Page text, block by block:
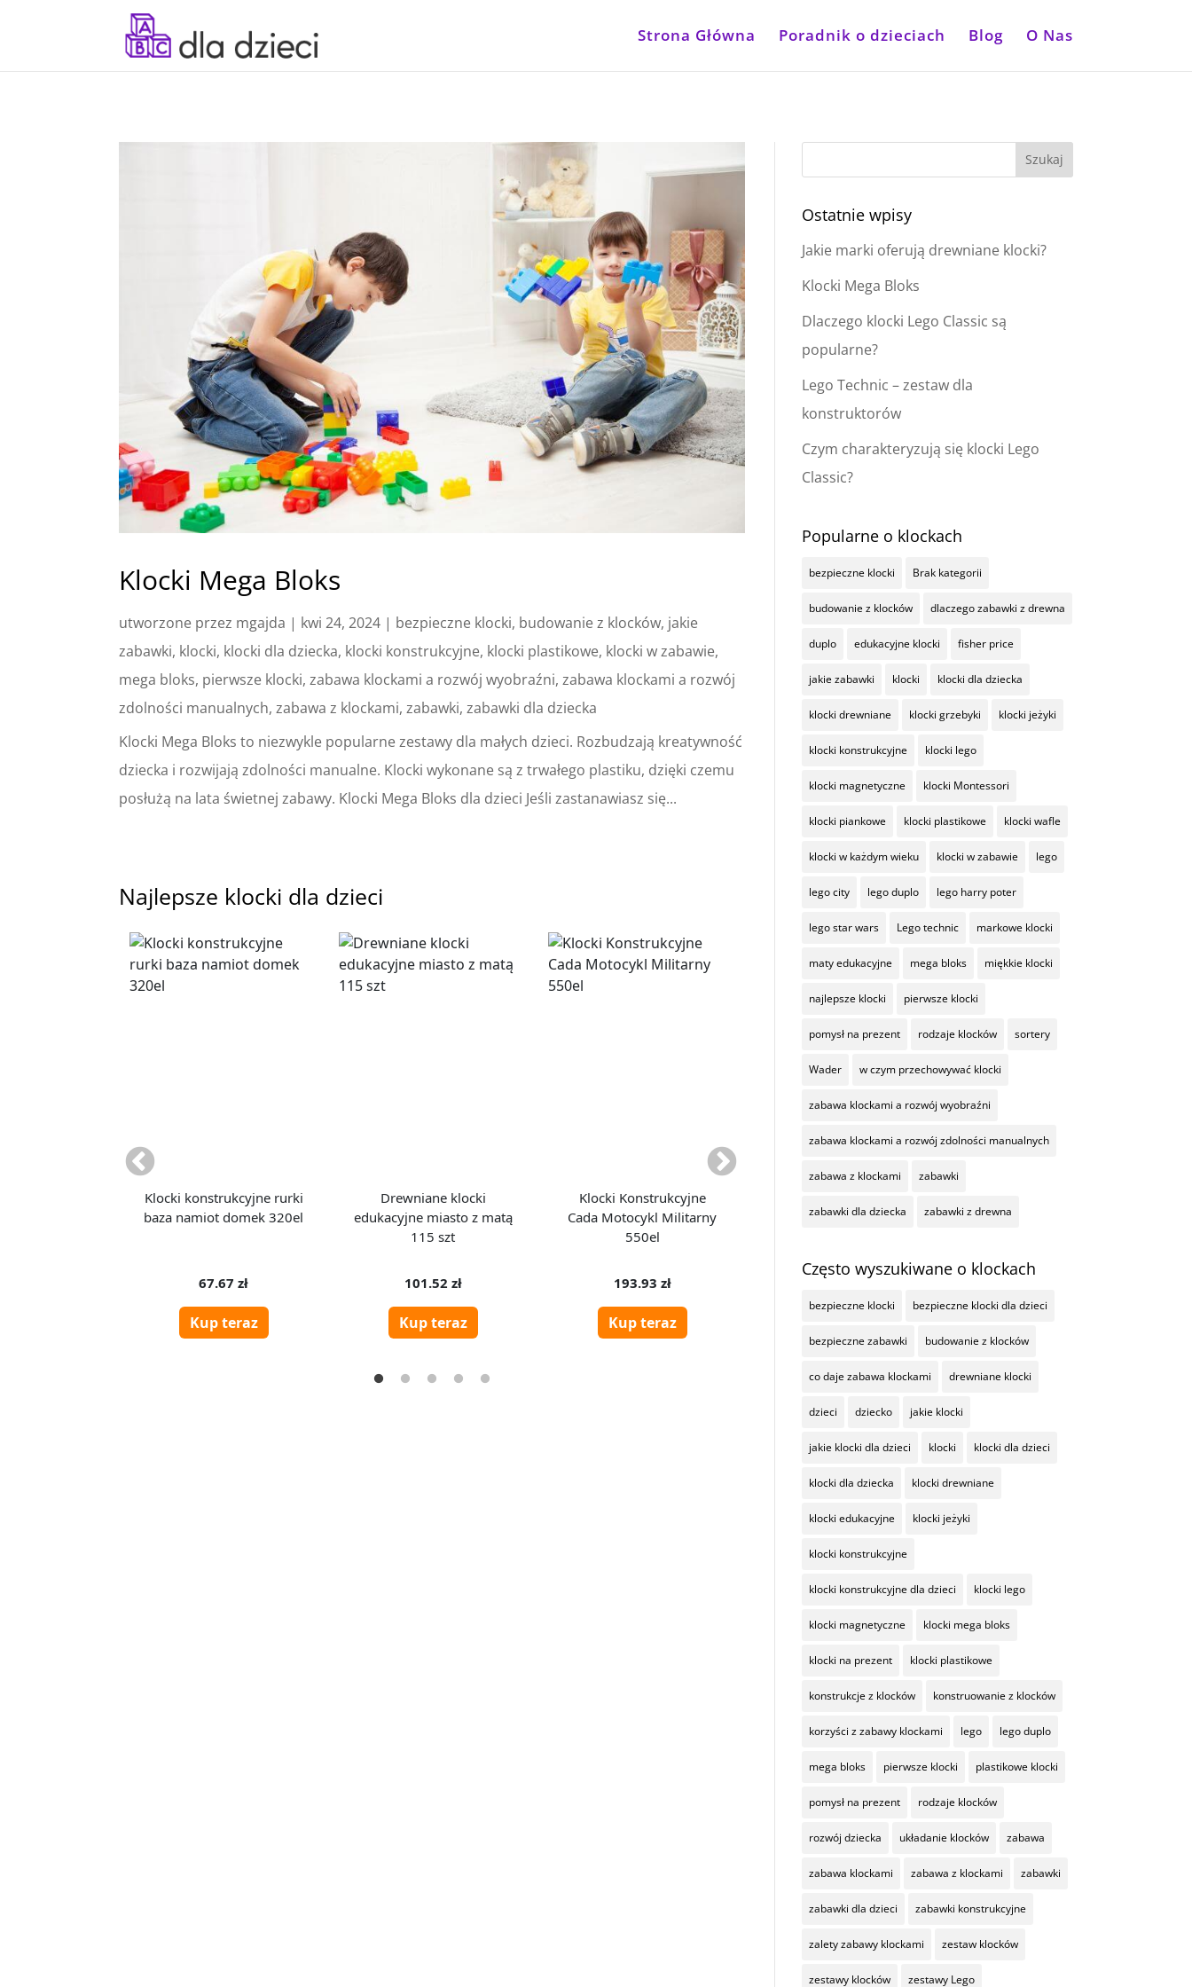
Strona Główna Poradnik o dzieciach Blog O Nas
Klocki Mega Bloks
utworzone przez mgajda | kwi 24, 2024 | bezpieczne klocki, budowanie z klocków, jakie
zabawki, klocki, klocki dla dziecka, klocki konstrukcyjne, klocki plastikowe, klocki w zabawie,
mega bloks, pierwsze klocki,zabawa klockami a rozwój wyobraźni,zabawa klockami a rozwój
zdolności manualnych,zabawa z klockami,zabawki,zabawki dla dziecka
Klocki Mega Bloks to niezwykle popularne zestawy dla małych dzieci. Rozbudzają kreatywność
dziecka i rozwijają zdolności manualne. Klocki wykonane są z trwałego plastiku, dzięki czemu
posłużą na lata świetnej zabawy. Klocki Mega Bloks dla dzieci Jeśli zastanawiasz się...
Najlepsze klocki dla dzieci
Ostatnie wpisy
Jakie marki oferują drewniane klocki?
Klocki Mega Bloks
Dlaczego klocki Lego Classic są
popularne?
Lego Technic – zestaw dla
konstruktorów
Czym charakteryzują się klocki Lego
Classic?
Popularne o klockach
bezpieczne klocki Brak kategorii
budowanie z klocków dlaczego zabawki z drewna
duplo edukacyjne klocki fisher price
jakie zabawki klocki klocki dla dziecka
klocki drewniane klocki grzebyki klocki jeżyki
klocki konstrukcyjne klocki lego
klocki magnetyczne klocki Montessori
klocki piankowe klocki plastikowe klocki wafle
klocki w każdym wieku klocki w zabawie lego
lego city lego duplo lego harry poter
lego star wars Lego technic markowe klocki
maty edukacyjne mega bloks miękkie klocki
najlepsze klocki pierwsze klocki
pomysł na prezent rodzaje klocków sortery
Wader w czym przechowywać klocki
zabawa klockami a rozwój wyobraźni
zabawa klockami a rozwój zdolności manualnych
zabawa z klockami zabawki
zabawki dla dziecka zabawki z drewna
Często wyszukiwane o klockach
bezpieczne klocki bezpieczne klocki dla dzieci
bezpieczne zabawki budowanie z klocków
co daje zabawa klockami drewniane klocki
dzieci dziecko jakie klocki
jakie klocki dla dzieci klocki klocki dla dzieci
klocki dla dziecka klocki drewniane
klocki edukacyjne klocki jeżyki
klocki konstrukcyjne
klocki konstrukcyjne dla dzieci klocki lego
klocki magnetyczne klocki mega bloks
klocki na prezent klocki plastikowe
konstrukcje z klocków konstruowanie z klocków
korzyści z zabawy klockami lego lego duplo
mega bloks pierwsze klocki plastikowe klocki
pomysł na prezent rodzaje klocków
rozwój dziecka układanie klocków zabawa
zabawa klockami zabawa z klockami zabawki
zabawki dla dzieci zabawki konstrukcyjne
zalety zabawy klockami zestaw klocków
zestawy klocków zestawy Lego